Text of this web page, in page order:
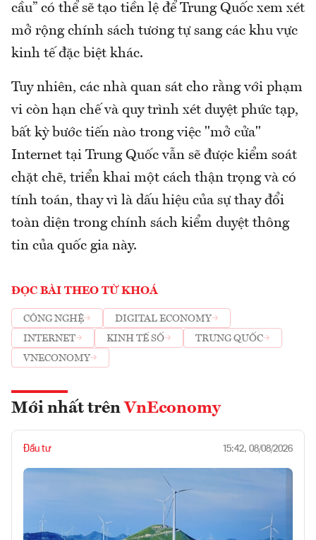
cầu” có thể sẽ tạo tiền lệ để Trung Quốc xem xét
mở rộng chính sách tương tự sang các khu vực
kinh tế đặc biệt khác.
Tuy nhiên, các nhà quan sát cho rằng với phạm
vi còn hạn chế và quy trình xét duyệt phức tạp,
bất kỳ bước tiến nào trong việc "mở cửa"
Internet tại Trung Quốc vẫn sẽ được kiểm soát
chặt chẽ, triển khai một cách thận trọng và có
tính toán, thay vì là dấu hiệu của sự thay đổi
toàn diện trong chính sách kiểm duyệt thông
tin của quốc gia này.
ĐỌC BÀI THEO TỪ KHOÁ
CÔNG NGHỆ
DIGITAL ECONOMY
INTERNET
KINH TẾ SỐ
TRUNG QUỐC
VNECONOMY
Mới nhất trên VnEconomy
Đầu tư 15:42, 08/08/2026